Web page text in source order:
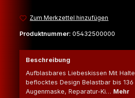
Zum Merkzettel hinzufügen
Produktnummer: 05432500000
Beschreibung
Aufblasbares Liebeskissen Mit
beflocktes Design Belastbar bis 136
Augenmaske, Reparatur-Ki… Mehr